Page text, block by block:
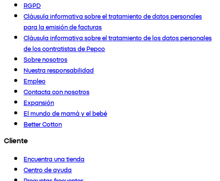
RGPD
Cláusula informativa sobre el tratamiento de datos personales
para la emisión de facturas
Cláusula informativa sobre el tratamiento de los datos personales
de los contratistas de Pepco
Sobre nosotros
Nuestra responsabilidad
Empleo
Contacta con nosotros
Expansión
El mundo de mamá y el bebé
Better Cotton
Cliente
Encuentra una tienda
Centro de ayuda